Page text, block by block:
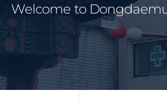
Welcome to